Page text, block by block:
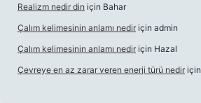
Realizm nedir din için Bahar
Çalım kelimesinin anlamı nedir için admin
Çalım kelimesinin anlamı nedir için Hazal
Çevreye en az zarar veren enerji türü nedir için